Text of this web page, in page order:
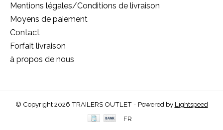
Mentions légales/Conditions de livraison
Moyens de paiement
Contact
Forfait livraison
à propos de nous
© Copyright 2026 TRAILERS OUTLET - Powered by Lightspeed
FR